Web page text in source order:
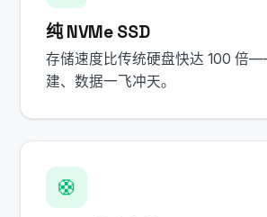
纯 NVMe SSD
存储速度比传统硬盘快达 100 倍
建、数据一飞冲天。
🛟